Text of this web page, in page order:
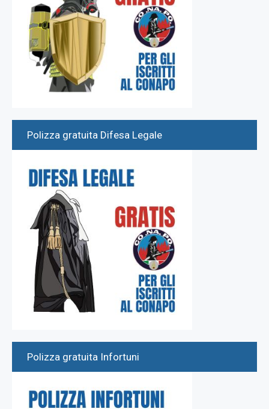
Polizza gratuita Difesa Legale
Polizza gratuita Infortuni